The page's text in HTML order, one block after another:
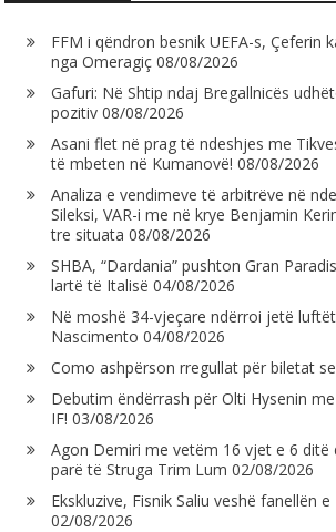
FFM i qëndron besnik UEFA-s, Çeferin
nga Omeragiç 08/08/2026
Gafuri: Në Shtip ndaj Bregallnicës
pozitiv 08/08/2026
Asani flet në prag të ndeshjes me
të mbeten në Kumanovë! 08/08/2026
Analiza e vendimeve të arbitrëve në
Sileksi, VAR-i me në krye Benjamin
tre situata 08/08/2026
SHBA, “Dardania” pushton Gran
lartë të Italisë 04/08/2026
Në moshë 34-vjeçare ndërroi jetë
Nascimento 04/08/2026
Como ashpërson rregullat për biletat
Debutim ëndërrash për Olti Hysenin
IF! 03/08/2026
Agon Demiri me vetëm 16 vjet e 6 ditë
parë të Struga Trim Lum 02/08/2026
Ekskluzive, Fisnik Saliu veshë fanellën e
02/08/2026